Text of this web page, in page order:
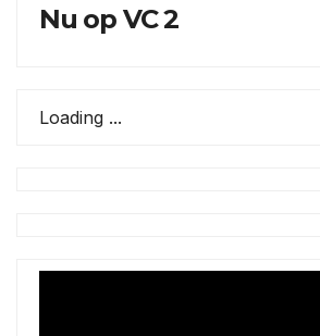
Nu op VC 2
Loading ...